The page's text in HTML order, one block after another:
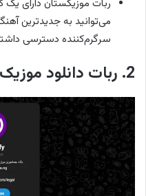
ربات موزیکستان دارای یک
می‌توانید به جدیدترین
سرگرم‌کننده دسترسی
2. ربات دانلود موزیک تلگرام آهنگیفای